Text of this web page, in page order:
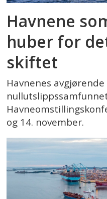
Havnene
huber for
skiftet
Havnenes
og 14. november.